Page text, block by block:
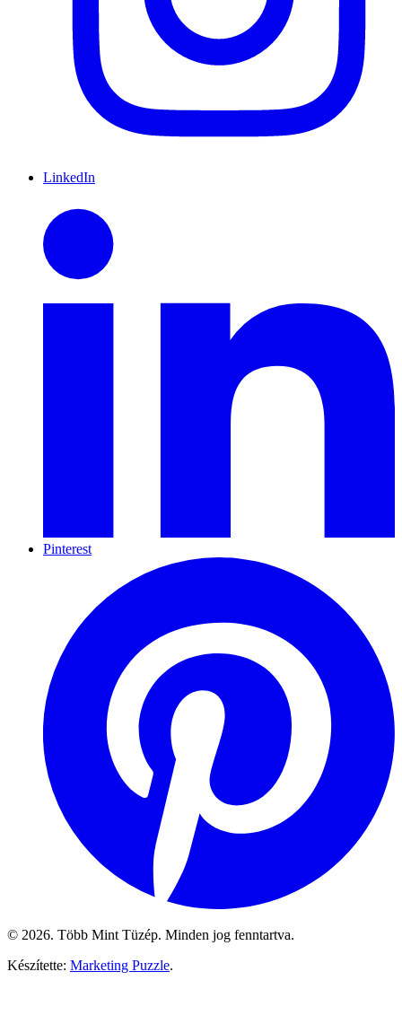
LinkedIn
Pinterest
© 2026. Több Mint Tüzép. Minden jog fenntartva.
Készítette: Marketing Puzzle.